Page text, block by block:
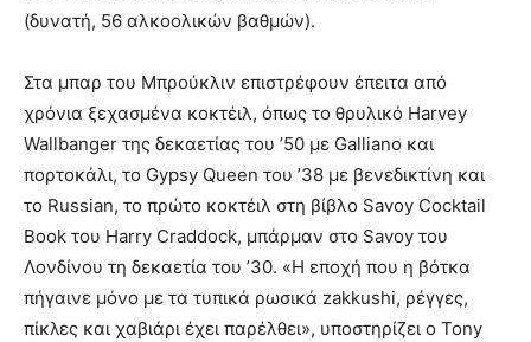
(δυνατή, 56 αλκοολικών βαθμών).
Στα μπαρ του Μπρούκλιν επιστρέφουν έπειτα από
χρόνια ξεχασμένα κοκτέιλ, όπως το θρυλικό Ηarvey
Wallbanger της δεκαετίας του ’50 με Galliano και
πορτοκάλι, το Gypsy Queen του ’38 με βενεδικτίνη και
το Russian, το πρώτο κοκτέιλ στη βίβλo Savoy Cocktail
Book του Ηarry Craddock, μπάρμαν στο Savoy του
Λονδίνου τη δεκαετία του ’30. «Η εποχή που η βότκα
πήγαινε μόνο με τα τυπικά ρωσικά zakkushi, ρέγγες,
πίκλες και χαβιάρι έχει παρέλθει», υποστηρίζει ο Tony